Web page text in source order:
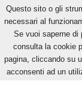
Home Tags Trio
Trio
Questo sito o gli
necessari al
Se vuoi saperne di
consulta la cookie
pagina, cliccando su
acconsenti ad un